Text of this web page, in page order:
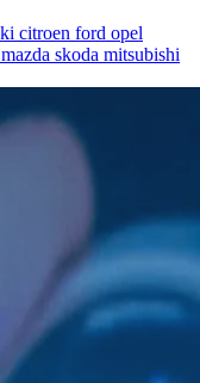
citroen ford opel
mazda skoda mitsubishi